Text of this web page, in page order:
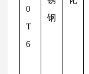
0
T
6
钢